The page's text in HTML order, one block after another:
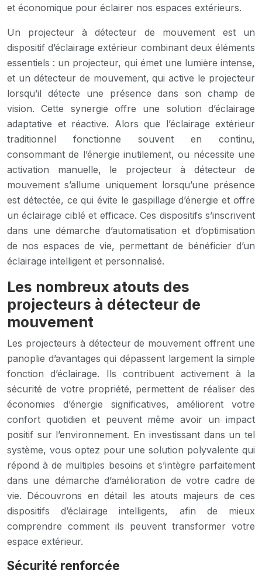
et économique pour éclairer nos espaces extérieurs.
Un projecteur à détecteur de mouvement est un
dispositif d’éclairage extérieur combinant deux éléments
essentiels : un projecteur, qui émet une lumière intense,
et un détecteur de mouvement, qui active le projecteur
lorsqu’il détecte une présence dans son champ de
vision. Cette synergie offre une solution d’éclairage
adaptative et réactive. Alors que l’éclairage extérieur
traditionnel fonctionne souvent en continu,
consommant de l’énergie inutilement, ou nécessite une
activation manuelle, le projecteur à détecteur de
mouvement s’allume uniquement lorsqu’une présence
est détectée, ce qui évite le gaspillage d’énergie et offre
un éclairage ciblé et efficace. Ces dispositifs s’inscrivent
dans une démarche d’automatisation et d’optimisation
de nos espaces de vie, permettant de bénéficier d’un
éclairage intelligent et personnalisé.
Les nombreux atouts des
projecteurs à détecteur de
mouvement
Les projecteurs à détecteur de mouvement offrent une
panoplie d’avantages qui dépassent largement la simple
fonction d’éclairage. Ils contribuent activement à la
sécurité de votre propriété, permettent de réaliser des
économies d’énergie significatives, améliorent votre
confort quotidien et peuvent même avoir un impact
positif sur l’environnement. En investissant dans un tel
système, vous optez pour une solution polyvalente qui
répond à de multiples besoins et s’intègre parfaitement
dans une démarche d’amélioration de votre cadre de
vie. Découvrons en détail les atouts majeurs de ces
dispositifs d’éclairage intelligents, afin de mieux
comprendre comment ils peuvent transformer votre
espace extérieur.
Sécurité renforcée